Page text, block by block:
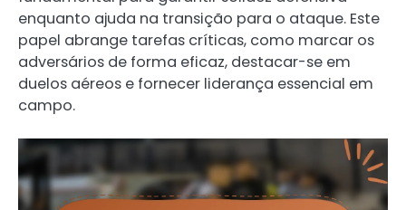
enquanto ajuda na transição para o ataque. Este
papel abrange tarefas críticas, como marcar os
adversários de forma eficaz, destacar-se em
duelos aéreos e fornecer liderança essencial em
campo.